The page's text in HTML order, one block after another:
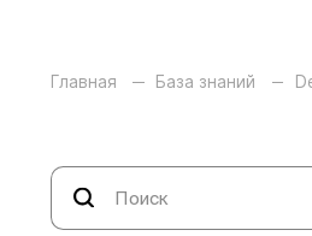
Главная База знаний